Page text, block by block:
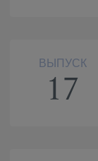
ВЫПУСК
17